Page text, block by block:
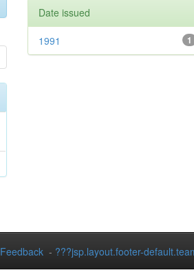
Date issued
1
1991
Feedback - ???jsp.layout.footer-